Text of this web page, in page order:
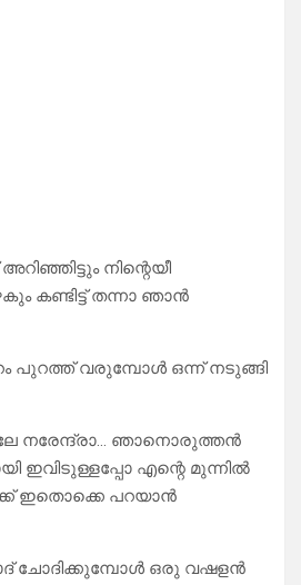
അറിഞ്ഞിട്ടും നിന്റെയീ
കണ്ടിട്ട് തന്നാ ഞാൻ
പുറത്ത് വരുമ്പോൾ ഒന്ന് നടുങ്ങി
നരേന്ദ്രാ… ഞാനൊരുത്തൻ
ഇവിടുള്ളപ്പോ എന്റെ മുന്നിൽ
ഇതൊക്കെ പറയാൻ
ചോദിക്കുമ്പോൾ ഒരു വഷളൻ